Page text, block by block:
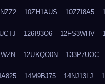
10ZH1AUS 10ZZI8A5
126I93O6 12FS3WHV
12UKQO0N 133P7UOC
14M9BJ75 14NJ13LJ